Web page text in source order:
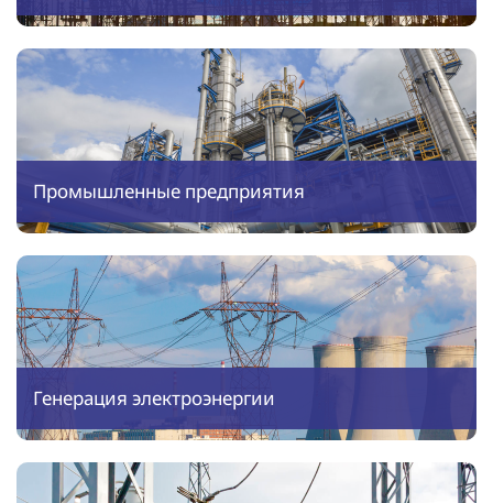
Промышленные предприятия
Генерация электроэнергии